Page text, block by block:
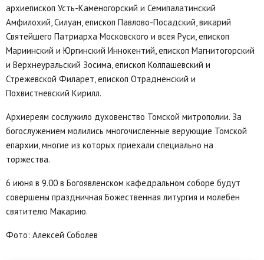
архиепископ Усть-Каменогорский и Семипалатинский
Амфилохий, Силуан, епископ Павлово-Посадский, викарий
Святейшего Патриарха Московского и всея Руси, епископ
Мариинский и Юргинский Иннокентий, епископ Магнитогорский
и Верхнеуральский Зосима, епископ Колпашевский и
Стрежевской Филарет, епископ Отрадненский и
Похвистневский Кирилл.
Архиереям сослужило духовенство Томской митрополии. За
богослужением молились многочисленные верующие Томской
епархии, многие из которых приехали специально на
торжества.
6 июня в 9.00 в Богоявленском кафедральном соборе будут
совершены праздничная Божественная литургия и молебен
святителю Макарию.
Фото: Алексей Соболев